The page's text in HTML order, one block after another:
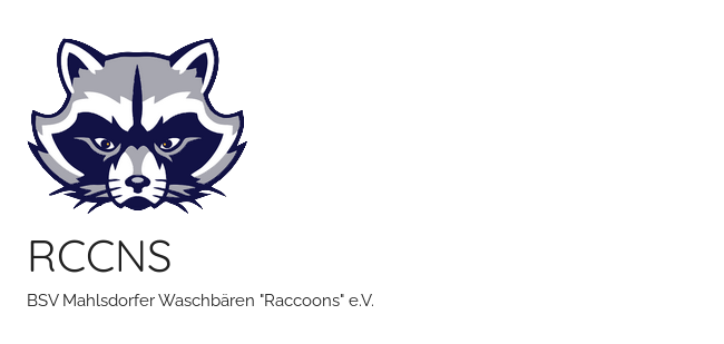
springen
RCCNS
BSV Mahlsdorfer Waschbären "Raccoons" e.V.